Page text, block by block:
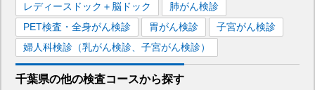
レディースドック＋脳ドック
肺がん検診
PET検査・全身がん検診
胃がん検診
子宮がん検診
婦人科検診（乳がん検診、子宮がん検診）
千葉県の他の検査コースから探す